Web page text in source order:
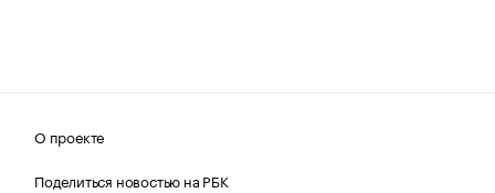
О проекте
Поделиться новостью на РБК